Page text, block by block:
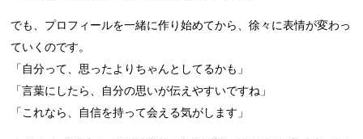
でも、プロフィールを一緒に作り始めてから、徐々に表情が変わっ
ていくのです。
「自分って、思ったよりちゃんとしてるかも」
「言葉にしたら、自分の思いが伝えやすいですね」
「これなら、自信を持って会える気がします」